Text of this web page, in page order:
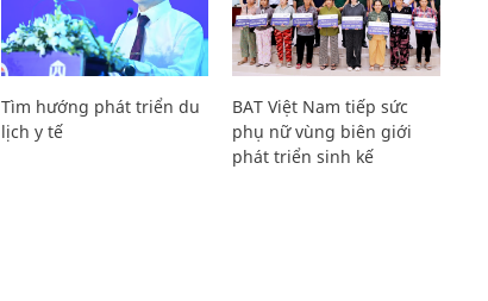
Tìm hướng phát triển du
lịch y tế
BAT Việt Nam tiếp sức
phụ nữ vùng biên giới
phát triển sinh kế